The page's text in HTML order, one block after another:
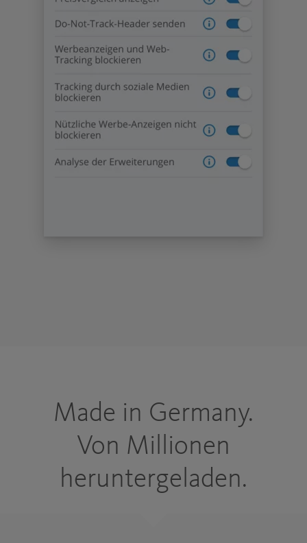
Made in Germany.
Von Millionen
heruntergeladen.